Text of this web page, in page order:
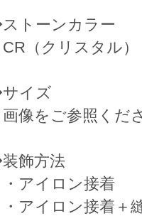
トーンカラー
（クリスタル）
イズ
像をご参照くだ
飾方法
アイロン接着
アイロン接着＋